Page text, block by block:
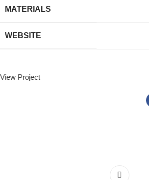
MATERIALS
WEBSITE
View Project